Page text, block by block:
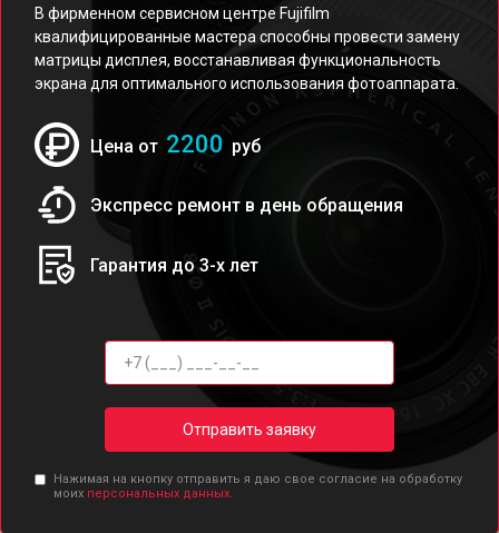
В фирменном сервисном центре Fujifilm
квалифицированные мастера способны провести замену
матрицы дисплея, восстанавливая функциональность
экрана для оптимального использования фотоаппарата.
Цена от 2200 руб
Экспресс ремонт в день обращения
Гарантия до 3-х лет
Отправить заявку
Нажимая на кнопку отправить я даю свое согласие на обработку
моих персональных данных.